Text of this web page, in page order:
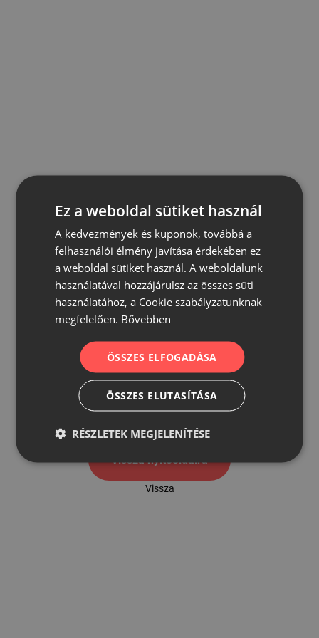
500
Vissza nyítóoldalra
Vissza
Ez a weboldal sütiket használ
A kedvezmények és kuponok, továbbá a
felhasználói élmény javítása érdekében ez
a weboldal sütiket használ. A weboldalunk
használatával hozzájárulsz az összes süti
használatához, a Cookie szabályzatunknak
megfelelően. Bővebben
ÖSSZES ELFOGADÁSA
ÖSSZES ELUTASÍTÁSA
RÉSZLETEK MEGJELENÍTÉSE